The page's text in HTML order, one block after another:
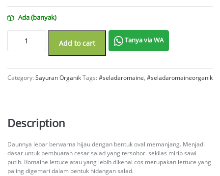
Ada (banyak)
SELADA ROMAINE ORGANIK 250GR quantity
Add to cart Tanya via WA
Category:Sayuran OrganikTags:#seladaromaine, #seladaromaineorganik
Description
Daunnya lebar berwarna hijau dengan bentuk oval memanjang. Menjadi
dasar untuk pembuatan cesar salad yang tersohor. sekilas mirip sawi
putih. Romaine lettuce atau yang lebih dikenal cos merupakan lettuce yang
paling digemari dalam bentuk hidangan salad.